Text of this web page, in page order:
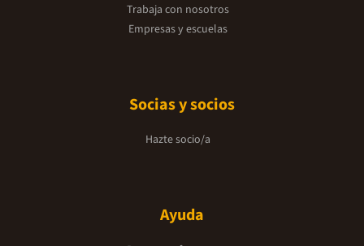
Trabaja con nosotros
Empresas y escuelas
Socias y socios
Hazte socio/a
Ayuda